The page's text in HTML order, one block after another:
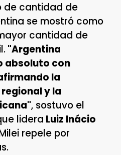
de cantidad de
se mostró como
cantidad de
"Argentina
absoluto con
la
y la
, sostuvo el
lidera Luiz Inácio
repele por